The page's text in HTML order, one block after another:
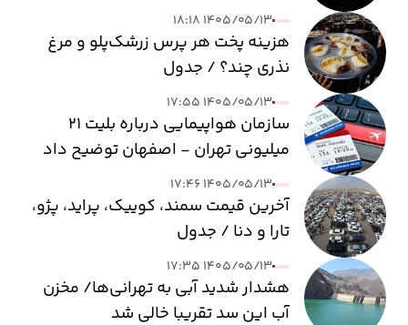
۱۴۰۵/۰۵/۱۳ ۱۸:۱۸
هزینه پخت هر پرس زرشک‌پلو و مرغ
نذری چند؟ / جدول
۱۴۰۵/۰۵/۱۳ ۱۷:۵۵
سازمان هواپیمایی درباره بلیت ۲۱
میلیونی تهران - اصفهان توضیح داد
۱۴۰۵/۰۵/۱۳ ۱۷:۴۶
آخرین قیمت سمند، کوییک، پراید، پژو،
تارا و دنا / جدول
۱۴۰۵/۰۵/۱۳ ۱۷:۳۵
هشدار شدید آبی به تهرانی‌ها/ مخزن
آب این سد تقریبا خالی شد